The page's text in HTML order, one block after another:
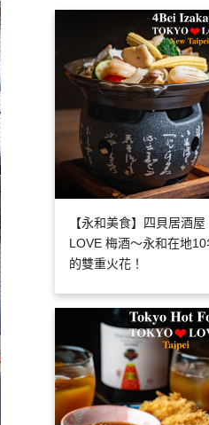
【永和美食】四貝居酒
LOVE 梅酒～永和在地
的雙重火花！